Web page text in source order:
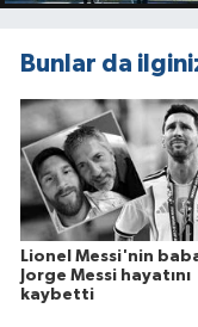
Bunlar da
Lionel Messi'nin
Jorge Messi hayatını
kaybetti